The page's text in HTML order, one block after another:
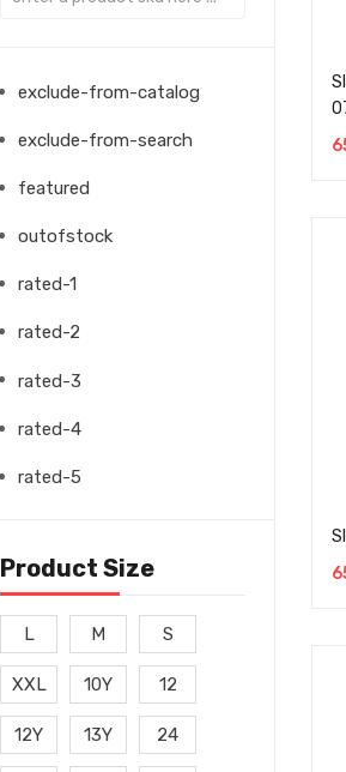
exclude-from-catalog
exclude-from-search
featured
outofstock
rated-1
rated-2
rated-3
rated-4
rated-5
Product Size
L M S
XXL 10Y 12
12Y 13Y 24